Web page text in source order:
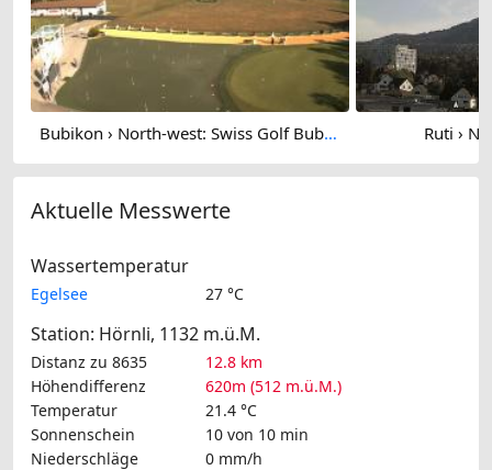
Bubikon › North-west: Swiss Golf Bubikon Ruti ›
Aktuelle Messwerte
Wassertemperatur
Egelsee 27 °C
Station: Hörnli, 1132 m.ü.M.
Distanz zu 8635
12.8 km
Höhendifferenz
620m (512 m.ü.M.)
Temperatur
21.4 °C
Sonnenschein
10 von 10 min
Niederschläge
0 mm/h